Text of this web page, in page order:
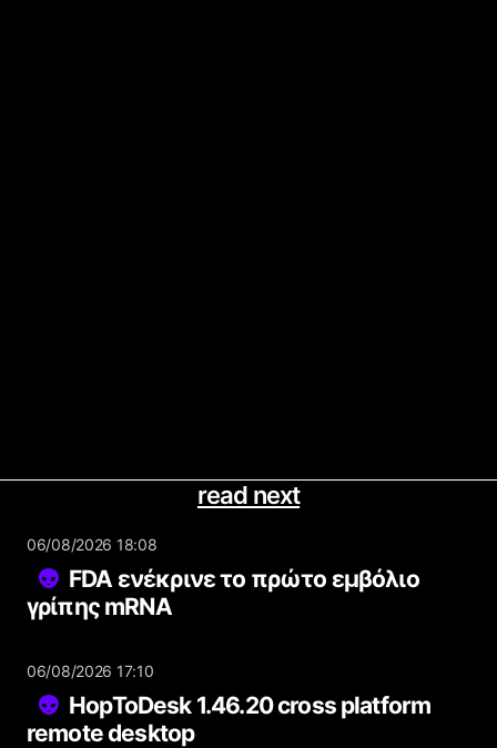
read next
06/08/2026 18:08
FDA ενέκρινε το πρώτο εμβόλιο
γρίπης mRNA
06/08/2026 17:10
HopToDesk 1.46.20 cross platform
remote desktop